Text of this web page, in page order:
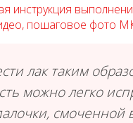
инструкция
пошаговое фото
лак таким
можно легко
смоченной